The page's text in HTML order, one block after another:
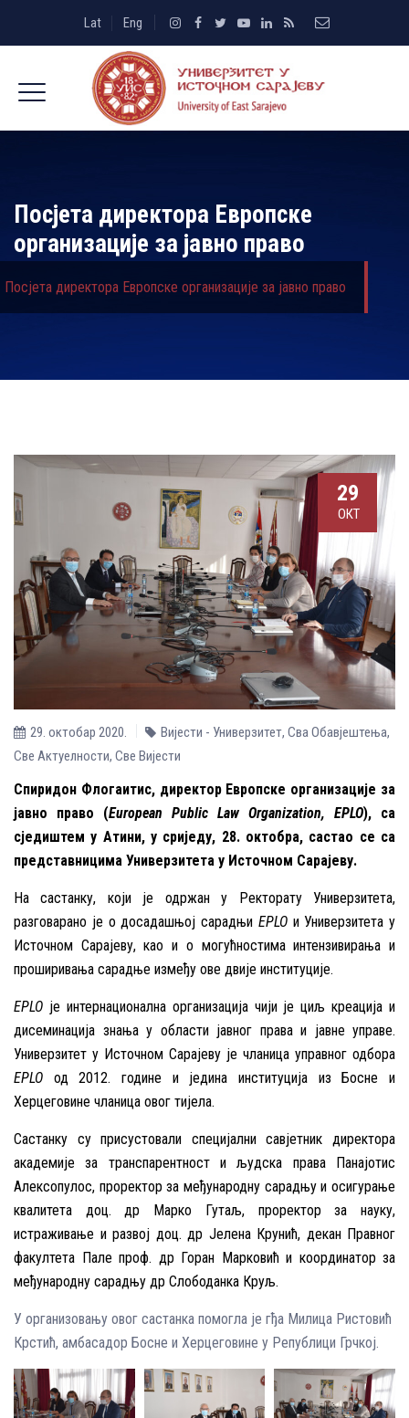
Lat Eng
Посјета директора Европске
организације за јавно право
Посјета директора Европске организације за јавно право
29
ОКТ
29. октобар 2020. Вијести - Универзитет, Сва Обавјештења,
Све Aктуелности, Све Вијести
Спиридон Флогаитис, директор Европске организације за
јавно право (European Public Law Organization, EPLO), са
сједиштем у Атини, у сриједу, 28. октобра, састао се са
представницима Универзитета у Источном Сарајеву.
На састанку, који је одржан у Ректорату Универзитета,
разговарано је о досадашњој сарадњи EPLOи Универзитета у
Источном Сарајеву, као и о могућностима интензивирања и
проширивања сарадње између ове двије институције.
EPLO је интернационална организација чији је циљ креација и
дисеминација знања у области јавног права и јавне управе.
Универзитет у Источном Сарајеву је чланица управног одбора
EPLO од 2012. године и једина институција из Босне и
Херцеговине чланица овог тијела.
Састанку су присустовали специјални савјетник директора
академије за транспарентност и људска права Панајотис
Алексопулос, проректор за међународну сарадњу и осигурање
квалитета доц. др Марко Гутаљ, проректор за науку,
истраживање и развој доц. др Јелена Крунић, декан Правног
факултета Пале проф. др Горан Марковић и координатор за
међународну сарадњу др Слободанка Круљ.
У организовању овог састанка помогла је гђа Милица Ристовић
Крстић, амбасадор Босне и Херцеговине у Републици Грчкој.